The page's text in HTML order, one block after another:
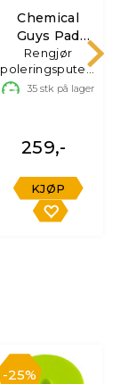
Chemical
Guys Pad
Cleaner
Rengjør
poleringsputen,
473ml
35 stk på lager
259,-
KJØP
25%